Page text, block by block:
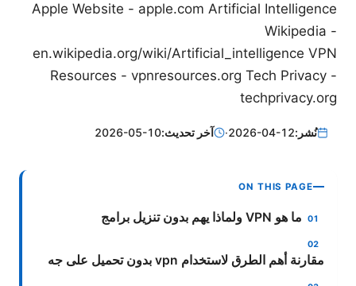
Apple Website - apple.com Artificial Intelligence
Wikipedia -
en.wikipedia.org/wiki/Artificial_intelligence VPN
Resources - vpnresources.org Tech Privacy -
techprivacy.org
نُشر:2026-04-12
· آخر تحديث:2026-05-10
ON THIS PAGE
ما هو VPN ولماذا يهم بدون تنزيل برامج
مقارنة أهم الطرق لاستخدام vpn بدون تحميل على جه